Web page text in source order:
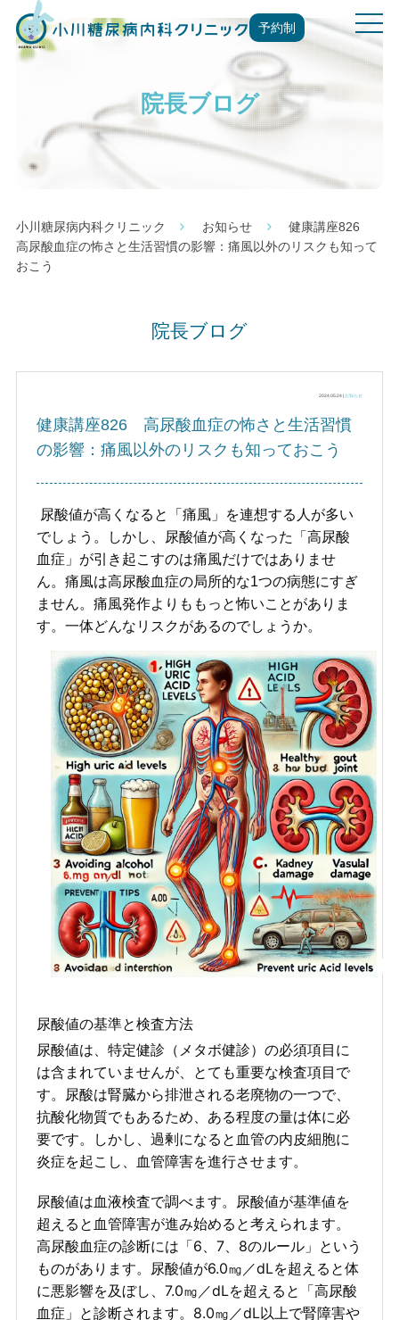
予約制
t
o
g
院長ブログ
小川糖尿病内科クリニック お知らせ
健康講座826
高尿酸血症の怖さと生活習慣の影響：痛風以外のリスクも知って
おこう
院長ブログ
2024.05.24 |お知らせ
健康講座826 高尿酸血症の怖さと生活習慣
の影響：痛風以外のリスクも知っておこう
尿酸値が高くなると「痛風」を連想する人が多い
でしょう。しかし、尿酸値が高くなった「高尿酸
血症」が引き起こすのは痛風だけではありませ
ん。痛風は高尿酸血症の局所的な1つの病態にすぎ
ません。痛風発作よりももっと怖いことがありま
す。一体どんなリスクがあるのでしょうか。
尿酸値の基準と検査方法
尿酸値は、特定健診（メタボ健診）の必須項目に
は含まれていませんが、とても重要な検査項目で
す。尿酸は腎臓から排泄される老廃物の一つで、
抗酸化物質でもあるため、ある程度の量は体に必
要です。しかし、過剰になると血管の内皮細胞に
炎症を起こし、血管障害を進行させます。
尿酸値は血液検査で調べます。尿酸値が基準値を
超えると血管障害が進み始めると考えられます。
高尿酸血症の診断には「6、7、8のルール」という
ものがあります。尿酸値が6.0㎎／dLを超えると体
に悪影響を及ぼし、7.0㎎／dLを超えると「高尿酸
血症」と診断されます。8.0㎎／dL以上で腎障害や